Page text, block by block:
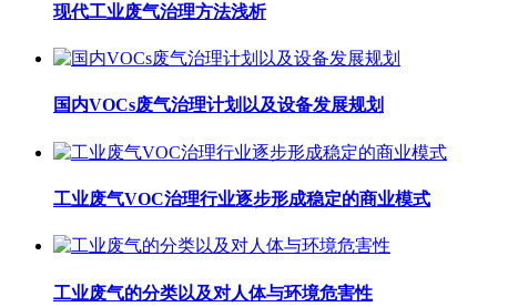
现代工业废气治理方法浅析
国内VOCs废气治理计划以及设备发展规划
工业废气VOC治理行业逐步形成稳定的商业模式
工业废气的分类以及对人体与环境危害性